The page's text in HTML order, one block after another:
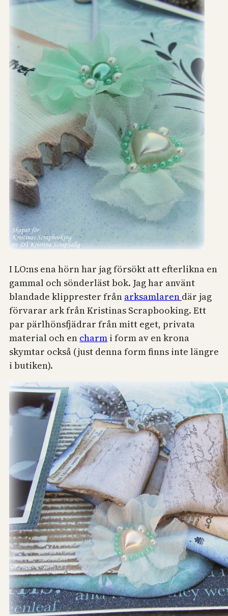
I LO:ns ena hörn har jag försökt att efterlikna en
gammal och sönderläst bok. Jag har använt
blandade klipprester från arksamlaren där jag
förvarar ark från Kristinas Scrapbooking. Ett
par pärlhönsfjädrar från mitt eget, privata
material och en charm i form av en krona
skymtar också (just denna form finns inte längre
i butiken).